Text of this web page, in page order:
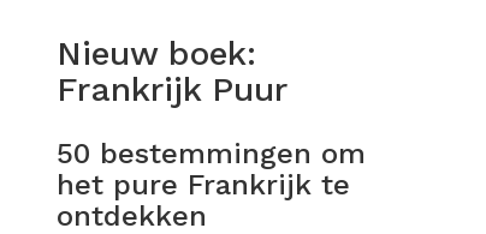
Nieuw boek:
Frankrijk Puur
50 bestemmingen om
het pure Frankrijk te
ontdekken